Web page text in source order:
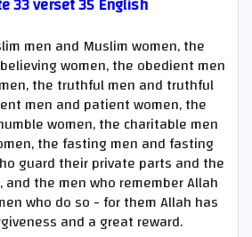
men and Muslim women, the
women, the obedient men
the truthful men and truthful
men and patient women, the
women, the charitable men
the fasting men and fasting
guard their private parts and the
the men who remember Allah
who do so - for them Allah has
and a great reward.